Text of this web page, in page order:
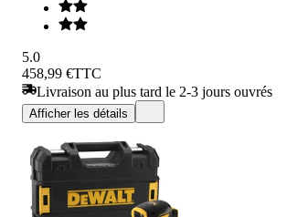
5.0
458,99 €TTC
Livraison au plus tard le 2-3 jours ouvrés
Afficher les détails